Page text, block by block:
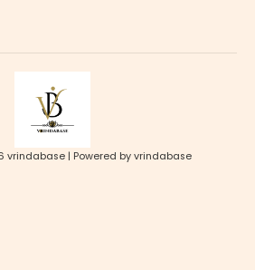
vrindabase | Powered by vrindabase